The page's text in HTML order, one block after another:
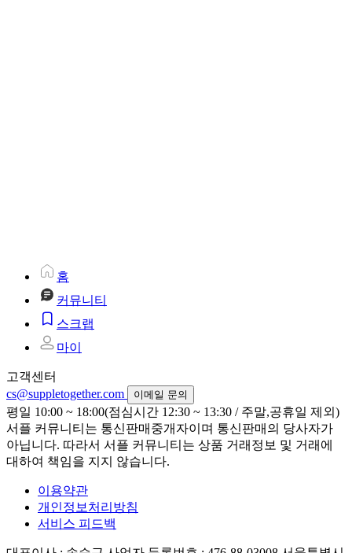
홈
커뮤니티
스크랩
마이
고객센터
cs@suppletogether.com
이메일 문의
평일 10:00 ~ 18:00(점심시간 12:30 ~ 13:30 / 주말,공휴일 제외)
서플 커뮤니티는 통신판매중개자이며 통신판매의 당사자가
아닙니다. 따라서 서플 커뮤니티는 상품 거래정보 및 거래에
대하여 책임을 지지 않습니다.
이용약관
개인정보처리방침
서비스 피드백